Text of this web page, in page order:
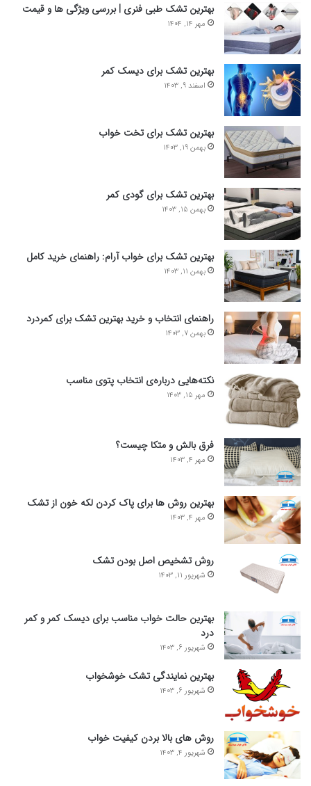
بهترین تشک طبی فنری | بررسی ویژگی ها و قیمت
مهر 14, 1404
بهترین تشک برای دیسک کمر
اسفند 9, 1403
بهترین تشک برای تخت خواب
بهمن 19, 1403
بهترین تشک برای گودی کمر
بهمن 15, 1403
بهترین تشک برای خواب آرام: راهنمای خرید کامل
بهمن 11, 1403
راهنمای انتخاب و خرید بهترین تشک برای کمردرد
بهمن 7, 1403
نکته‌هایی درباره‌ی انتخاب پتوی مناسب
مهر 15, 1403
فرق بالش و متکا چیست؟
مهر 4, 1403
بهترین روش ها برای پاک کردن لکه خون از تشک
مهر 4, 1403
روش تشخیص اصل بودن تشک
شهریور 11, 1403
بهترین حالت خواب مناسب برای دیسک کمر و کمر
درد
شهریور 6, 1403
بهترین نمایندگی تشک خوشخواب
شهریور 6, 1403
روش های بالا بردن کیفیت خواب
شهریور 4, 1403